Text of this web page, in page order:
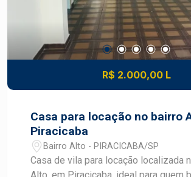
R$ 2.000,00 L
Casa para locação no bairro
Piracicaba
Bairro Alto - PIRACICABA/SP
Casa de vila para locação localizada